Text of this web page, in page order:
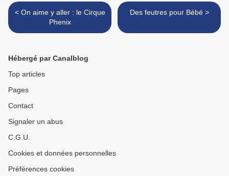
< On aime y aller : le Cirque
Phenix
Des feutres pour Bébé >
Hébergé par Canalblog
Top articles
Pages
Contact
Signaler un abus
C.G.U.
Cookies et données personnelles
Préférences cookies